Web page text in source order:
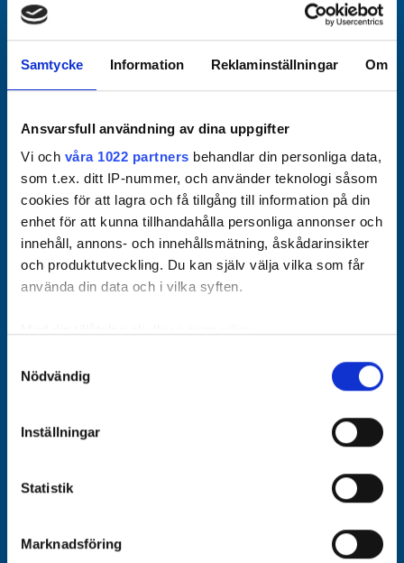
Samtycke Information Reklaminställningar Om
Ansvarsfull användning av dina uppgifter
Vi och våra 1022 partners behandlar din personliga data,
som t.ex. ditt IP-nummer, och använder teknologi såsom
cookies för att lagra och få tillgång till information på din
enhet för att kunna tillhandahålla personliga annonser och
innehåll, annons- och innehållsmätning, åskådarinsikter
och produktutveckling. Du kan själv välja vilka som får
använda din data och i vilka syften.
kan ha en noggrannhet på upp till flera meter
Ta reda på mer om hur dina personliga uppgifter
Du kan ändra eller dra tillbaka ditt samtycke när som
Vi använder enhetsidentifierare för att anpassa innehållet
Nödvändig
Inställningar
Statistik
Marknadsföring